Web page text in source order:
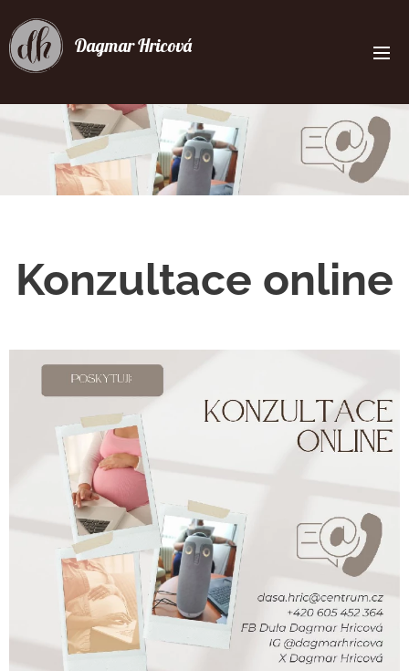
Dagmar Hricová
Konzultace online